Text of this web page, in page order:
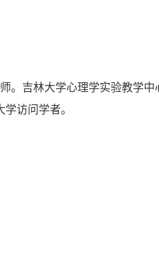
。吉林大学心理学实验教学中
访问学者。